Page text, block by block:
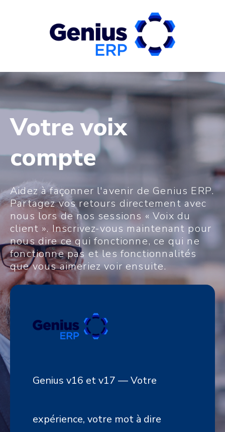
Votre voix
compte
Aidez à façonner l'avenir de Genius ERP.
Partagez vos retours directement avec
nous lors de nos sessions « Voix du
client ». Inscrivez-vous maintenant pour
nous dire ce qui fonctionne, ce qui ne
fonctionne pas et les fonctionnalités
que vous aimeriez voir ensuite.
Genius v16 et v17 — Votre
expérience, votre mot à dire